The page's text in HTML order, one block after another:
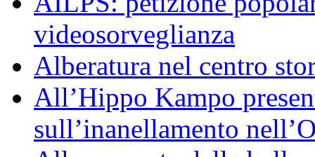
videosorveglianza
Alberatura nel centro
All’Hippo Kampo
sull’inanellamento